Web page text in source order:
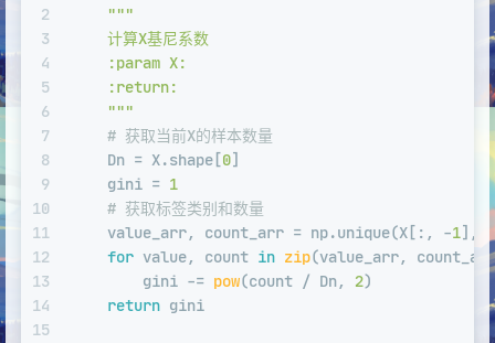
2
3
4
5
6
7
8
9
10
11
12
13
14
15
"""
    计算X基尼系数
    :param X:
    :return:
    """
# 获取当前X的样本数量
    Dn = X.shape[
0]
    gini =
1
# 获取标签类别和数量
    value_arr, count_arr = np.unique(X[:, -
1],
for value, count in zip(value_arr,
        gini -=
pow(count / Dn, 2)
return gini